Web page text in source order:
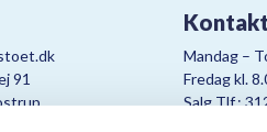
91
Mandag –
Fredag kl.
Salg Tlf.: